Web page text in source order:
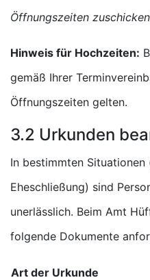
Öffnungszeiten
Hinweis für Hochzeiten:
gemäß Ihrer
Öffnungszeiten gelten.
3.2 Urkunden
In bestimmten Situationen
Eheschließung) sind
unerlässlich. Beim Amt
folgende Dokumente
Art der Urkunde